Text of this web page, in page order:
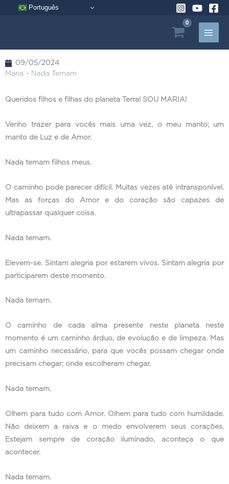
Português
09/05/2024
Maria – Nada Temam
Queridos filhos e filhas do planeta Terra! SOU MARIA!
Venho trazer para vocês mais uma vez, o meu manto; um
manto de Luz e de Amor.
Nada temam filhos meus.
O caminho pode parecer difícil. Muitas vezes até intransponível.
Mas as forças do Amor e do coração são capazes de
ultrapassar qualquer coisa.
Nada temam.
Elevem-se. Sintam alegria por estarem vivos. Sintam alegria por
participarem deste momento.
Nada temam.
O caminho de cada alma presente neste planeta neste
momento é um caminho árduo, de evolução e de limpeza. Mas
um caminho necessário, para que vocês possam chegar onde
precisam chegar; onde escolheram chegar.
Nada temam.
Olhem para tudo com Amor. Olhem para tudo com humildade.
Não deixem a raiva e o medo envolverem seus corações.
Estejam sempre de coração iluminado, aconteça o que
acontecer.
Nada temam.